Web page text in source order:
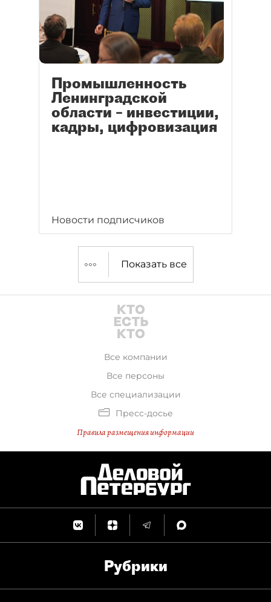
Промышленность
Ленинградской
области – инвестиции,
кадры, цифровизация
Новости подписчиков
Показать все
Все компании
Все персоны
Все специализации
Пресс-досье
Правила размещения информации
Рубрики